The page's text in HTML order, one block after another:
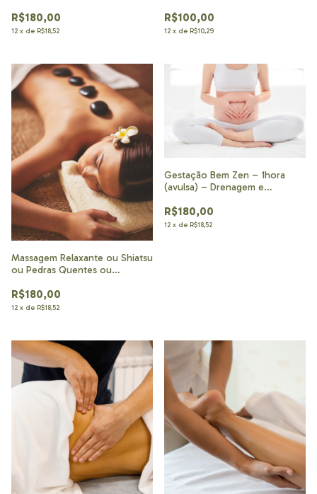
R$180,00
12 x de R$18,52
R$100,00
12 x de R$10,29
Massagem Relaxante ou Shiatsu
ou Pedras Quentes ou
Linfática ou Bambuterapia com
Óleos Essenciais Para Homens 1
R$180,00
12 x de R$18,52
Gestação Bem Zen – 1hora
(avulsa) – Drenagem e
R$180,00
12 x de R$18,52